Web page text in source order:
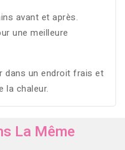
avant et après.
une meilleure
dans un endroit frais et
la chaleur.
La Même